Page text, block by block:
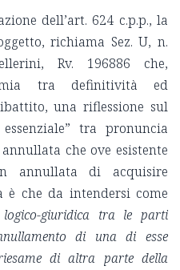
dell’art. 624 c.p.p., la
richiama Sez. U, n.
Rv. 196886 che,
tra definitività ed
una riflessione sul
tra pronuncia
che ove esistente
annullata di acquisire
è che da intendersi come
logico-giuridica tra le parti
di una di esse
di altra parte della